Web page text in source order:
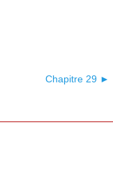
Chapitre 29 ►